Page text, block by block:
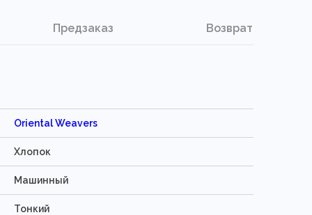
Предзаказ Возврат
Oriental Weavers
Хлопок
Машинный
Тонкий